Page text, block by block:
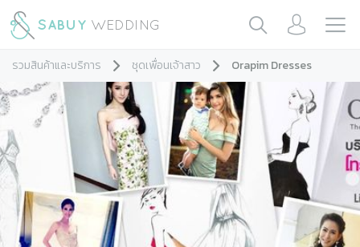
รวมสินค้าและบริการ ชุดเพื่อนเจ้าสาว Orapim Dresses